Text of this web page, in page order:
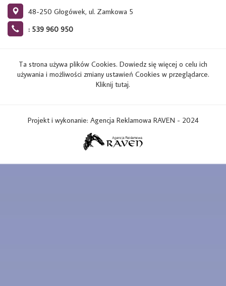
48-250 Głogówek, ul. Zamkowa 5
: 539 960 950
Ta strona używa plików Cookies. Dowiedz się więcej o celu ich
używania i możliwości zmiany ustawień Cookies w przeglądarce.
Kliknij tutaj.
Projekt i wykonanie: Agencja Reklamowa RAVEN - 2024